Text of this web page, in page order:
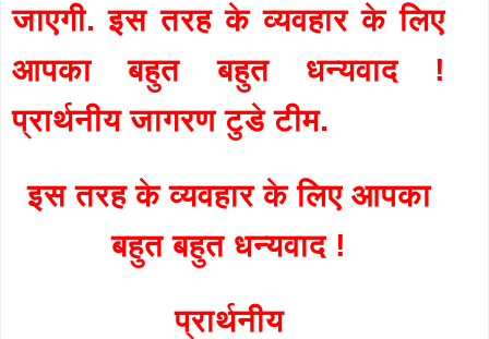
जाएगी. इस तरह के व्यवहार के लिए
आपका बहुत बहुत धन्यवाद !
प्रार्थनीय जागरण टुडे टीम.
इस तरह के व्यवहार के लिए आपका
बहुत बहुत धन्यवाद !
प्रार्थनीय